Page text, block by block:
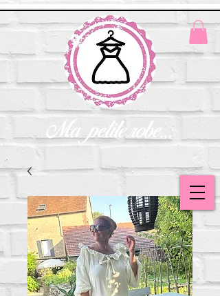
Ma petite robe...